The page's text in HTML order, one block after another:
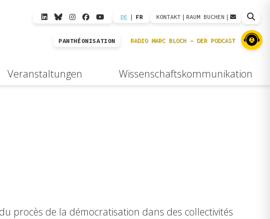
DE | FR KONTAKT | RAUM BUCHEN |
PANTHÉONISATION
Veranstaltungen Wissenschaftskommunikation
procès de la démocratisation dans des collectivités